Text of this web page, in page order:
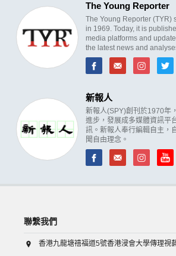
The Young Reporter
The Young Reporter (TYR)
in 1969. Today, it is
media platforms and
the latest news and
新報人
新報人(SPY)創刊於1970年
進步，發展成多媒體資訊平
訊。新報人奉行編輯自主，
聞自由理念。
聯繫我們
香港九龍塘禧福道5號香港浸會大學傳理視